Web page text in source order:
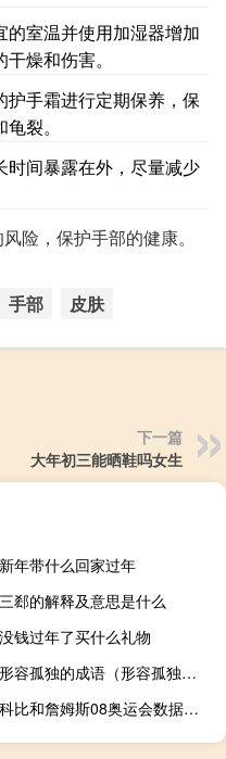
的室温并使用加湿器增加
燥和伤害。
护手霜进行定期保养，保
裂。
时间暴露在外，尽量减少
险，保护手部的健康。
手部 皮肤
下一篇
大年初三能晒鞋吗女生
新年带什么回家过年
三郄的解释及意思是什么
没钱过年了买什么礼物
形容孤独的成语（形容孤独的成语）
科比和詹姆斯08奥运会数据对比